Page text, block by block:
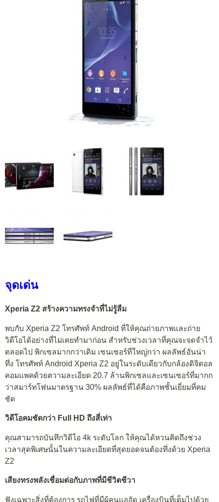
จุดเด่น
Xperia Z2 สร้างความทรงจำที่ไม่รู้ลืม
พบกับ Xperia Z2 โทรศัพท์ Android ที่ให้คุณถ่ายภาพและถ่าย
วิดีโอได้อย่างที่ไม่เคยทำมาก่อน สำหรับช่วงเวลาที่คุณจะจดจำไว้
ตลอดไป พิกเซลมากกว่าเดิม เซนเซอร์ที่ใหญ่กว่า ผลลัพธ์อันน่า
ทึ่ง โทรศัพท์ Android Xperia Z2 อยู่ในระดับเดียวกับกล้องดิจิตอล
คอมแพคด้วยความละเอียด 20.7 ล้านพิกเซลและเซนเซอร์ที่มากก
ว่าสมาร์ทโฟนมาตรฐาน 30% ผลลัพธ์ที่ได้คือภาพชั้นเยี่ยมที่คม
ชัด
วิดีโอคมชัดกว่า Full HD ถึงสี่เท่า
คุณสามารถบันทึกวิดีโอ 4k ระดับโลก ให้คุณได้หวนคิดถึงช่วง
เวลาสุดพิเศษนั้นในความละเอียดที่สุดยอดจนต้องทึ่งด้วย Xperia
Z2
เสียงทรงพลังเชื่อมต่อกับภาพที่มีชีวิตชีวา
ฟังเฉพาะสิ่งที่ต้องการ รถไฟที่มีผู้คนแออัด เครื่องบินที่เต็มไปด้วย